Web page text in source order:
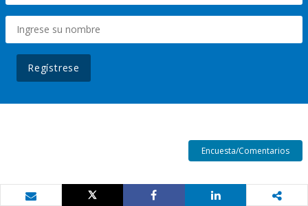
Regístrese
Encuesta/Comentarios